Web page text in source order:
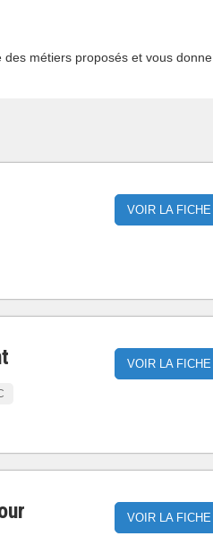
métiers proposés et vous donne
VOIR LA FICHE
VOIR LA FICHE
VOIR LA FICHE